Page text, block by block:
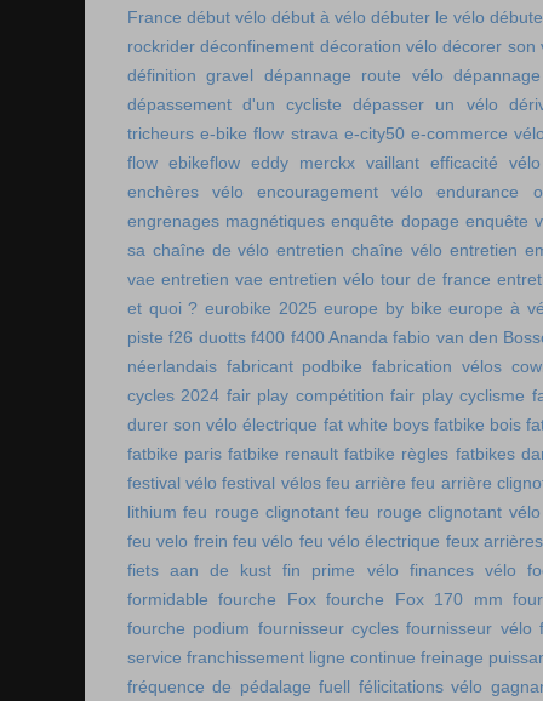
France début vélo début à vélo débuter le vélo
rockrider déconfinement décoration vélo décorer son
définition gravel
dépannage route vélo
dépassement d'un cycliste
dépasser un vélo
tricheurs e-bike flow strava e-city50 e-commerce
flow ebikeflow eddy merckx vaillant efficacité vélo
enchères vélo
encouragement vélo
endurance
engrenages magnétiques enquête dopage enquête
sa chaîne de vélo entretien chaîne vélo entretien
vae entretien vae entretien vélo tour de france
et quoi ? eurobike 2025 europe by bike europe à
piste f26 duotts f400 f400 Ananda fabio van den
néerlandais fabricant podbike fabrication vélos
cycles 2024 fair play compétition fair play cyclisme
durer son vélo électrique fat white boys fatbike bois
fatbike paris fatbike renault fatbike règles fatbikes
festival vélo festival vélos feu arrière feu arrière
lithium feu rouge clignotant feu rouge clignotant vélo
feu velo frein feu vélo feu vélo électrique feux
fiets aan de kust fin prime vélo finances vélo
formidable fourche Fox fourche Fox 170 mm
fourche podium fournisseur cycles fournisseur vélo
service franchissement ligne continue freinage
fréquence de pédalage fuell félicitations vélo